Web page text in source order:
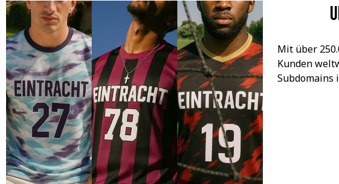
Mit über
Kunden
Subdomains